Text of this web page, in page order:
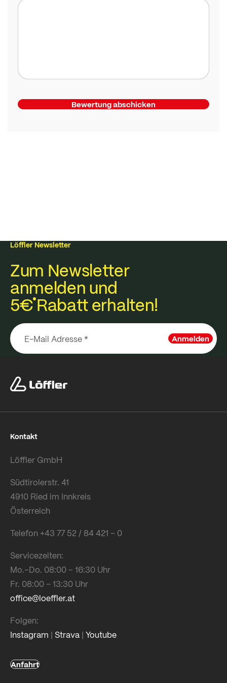
Bewertung abschicken
Löffler Newsletter
Zum Newsletter
anmelden und
5€Rabatt erhalten!
Anmelden
Kontakt
Löffler GmbH
Südtirolerstr. 41
4910 Ried im Innkreis
Österreich
Telefon +43 77 52 / 84 421 – 0
Servicezeiten:
Mo.–Do. 08:00 – 16:30 Uhr
Fr. 08:00 – 13:30 Uhr
office@loeffler.at
Folgen:
Instagram | Strava | Youtube
Anfahrt